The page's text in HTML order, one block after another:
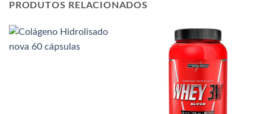
PRODUTOS RELACIONADOS